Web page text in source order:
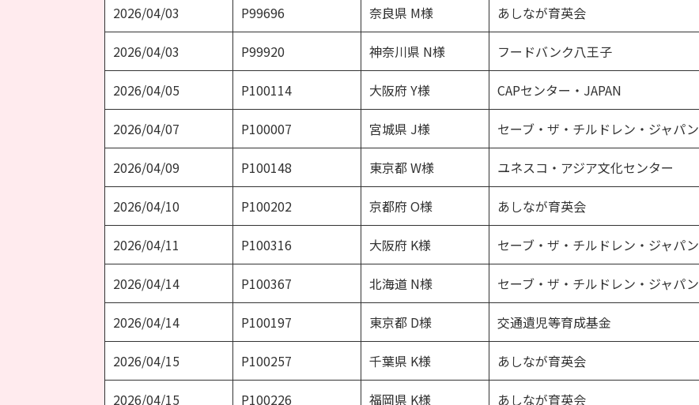
2026/04/03 P99696 奈良県 M様 あしなが育英会
2026/04/03 P99920 神奈川県 N様 フードバンク八王子
2026/04/05 P100114 大阪府 Y様 CAPセンター・JAPAN
2026/04/07 P100007 宮城県 J様 セーブ・ザ・チルドレン・ジャパン
2026/04/09 P100148 東京都 W様 ユネスコ・アジア文化センター
2026/04/10 P100202 京都府 O様 あしなが育英会
2026/04/11 P100316 大阪府 K様 セーブ・ザ・チルドレン・ジャパン
2026/04/14 P100367 北海道 N様 セーブ・ザ・チルドレン・ジャパン
2026/04/14 P100197 東京都 D様 交通遺児等育成基金
2026/04/15 P100257 千葉県 K様 あしなが育英会
2026/04/15 P100226 福岡県 K様 あしなが育英会